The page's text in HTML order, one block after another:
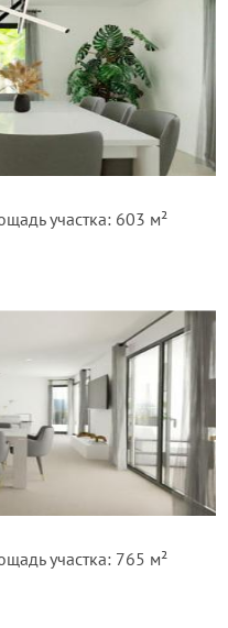
участка: 603 м²
участка: 765 м²